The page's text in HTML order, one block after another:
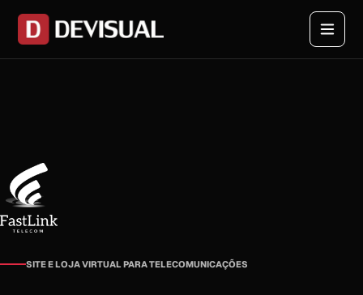
SITE E LOJA VIRTUAL PARA TELECOMUNICAÇÕES